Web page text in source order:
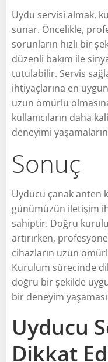
Uydu servisi almak,
sunar. Öncelikle,
sorunların hızlı bir
düzenli bakım ile
tutulabilir. Servis
ihtiyaçlarına en
uzun ömürlü
kullanıcıların daha
deneyimi
Sonuç
Uyducu çanak anten
günümüzün iletişim
sahiptir. Doğru
artırırken,
cihazların uzun
Kurulum sürecinde
doğru bir şekilde
bir deneyim
Uyducu
Dikkat